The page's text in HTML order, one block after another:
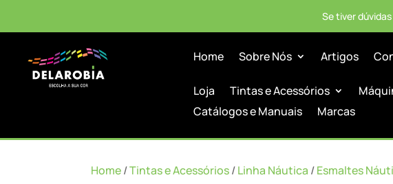
Se tiver
Home Sobre Nós Artigos
Loja Tintas e Acessórios
Catálogos e Manuais
Marcas
Home/Tintas e Acessórios/Linha Náutica /Esmaltes